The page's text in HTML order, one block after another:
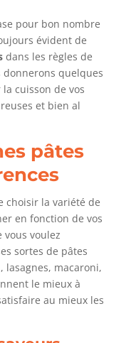
pour bon nombre
évident de
dans les règles de
donnerons quelques
cuisson de vos
et bien al
pâtes
choisir la variété de
en fonction de vos
voulez
sortes de pâtes
macaroni,
le mieux à
au mieux les